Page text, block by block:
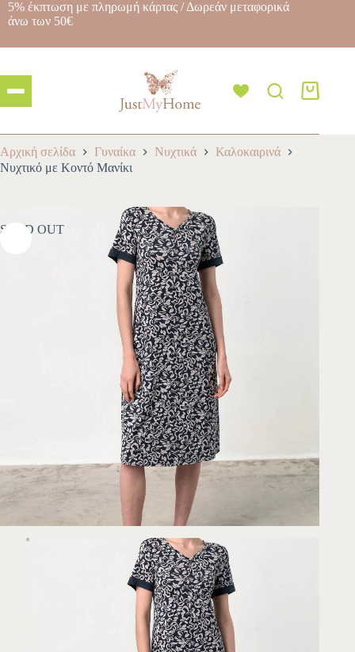
5% έκπτωση με πληρωμή κάρτας / Δωρεάν μεταφορικά
άνω των 50€
Αρχική σελίδα Γυναίκα Νυχτικά
Καλοκαιρινά
Νυχτικό με Κοντό Μανίκι
SOLD OUT